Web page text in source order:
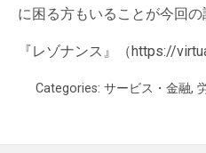
に困る方もいることが今回の
『レゾナンス』（https://
Categories: サービス・金融,